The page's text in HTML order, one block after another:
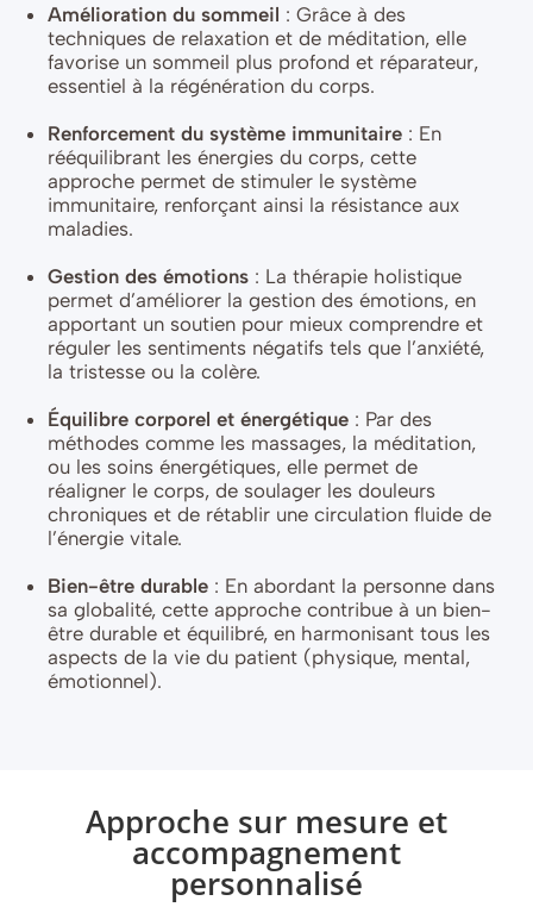
Amélioration du sommeil : Grâce à des
techniques de relaxation et de méditation, elle
favorise un sommeil plus profond et réparateur,
essentiel à la régénération du corps.
Renforcement du système immunitaire : En
rééquilibrant les énergies du corps, cette
approche permet de stimuler le système
immunitaire, renforçant ainsi la résistance aux
maladies.
Gestion des émotions : La thérapie holistique
permet d’améliorer la gestion des émotions, en
apportant un soutien pour mieux comprendre et
réguler les sentiments négatifs tels que l’anxiété,
la tristesse ou la colère.
Équilibre corporel et énergétique : Par des
méthodes comme les massages, la méditation,
ou les soins énergétiques, elle permet de
réaligner le corps, de soulager les douleurs
chroniques et de rétablir une circulation fluide de
l’énergie vitale.
Bien-être durable : En abordant la personne dans
sa globalité, cette approche contribue à un bien-
être durable et équilibré, en harmonisant tous les
aspects de la vie du patient (physique, mental,
émotionnel).
Approche sur mesure et
accompagnement
personnalisé